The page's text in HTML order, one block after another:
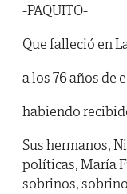
-PAQUITO-
Que falleció en
a los 76 años de
habiendo
Sus hermanos,
políticas, María
sobrinos,